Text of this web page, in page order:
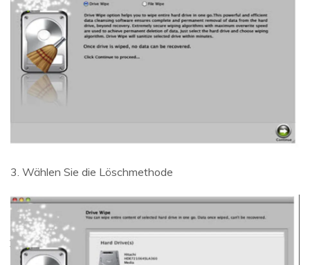
3. Wählen Sie die Löschmethode
Daten online wiederherstellen
Verlorene Daten? Jetzt online wiederherstellen!